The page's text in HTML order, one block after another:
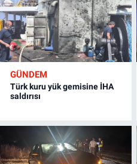
GÜNDEM
Türk kuru yük gemisine İHA
saldırısı